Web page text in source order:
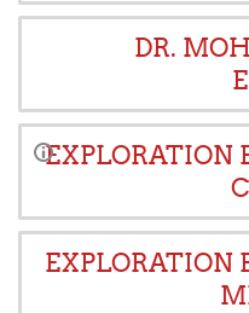
DR.
EXPLORATION
EXPLORATION